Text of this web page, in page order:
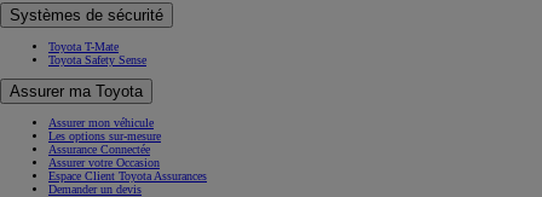
Systèmes de sécurité
Toyota T-Mate
Toyota Safety Sense
Assurer ma Toyota
Assurer mon véhicule
Les options sur-mesure
Assurance Connectée
Assurer votre Occasion
Espace Client Toyota Assurances
Demander un devis